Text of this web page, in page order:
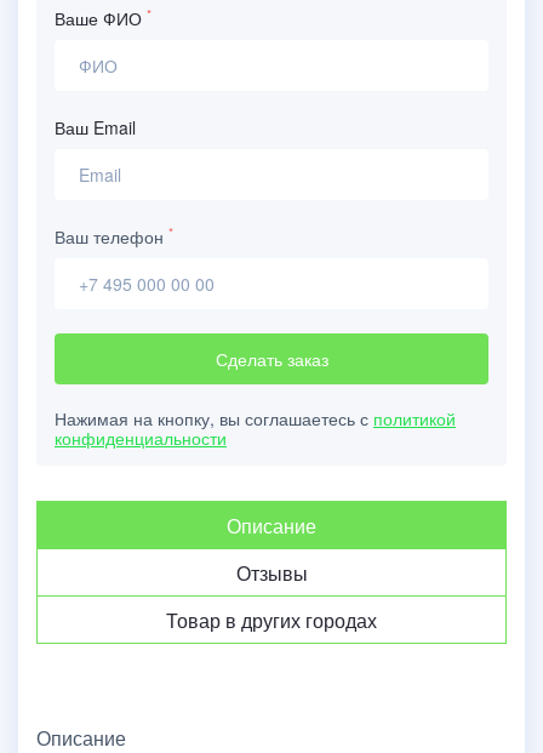
Ваше ФИО *
Ваш Email
Ваш телефон *
Сделать заказ
Нажимая на кнопку, вы соглашаетесь с политикой
конфиденциальности
Описание
Отзывы
Товар в других городах
Описание